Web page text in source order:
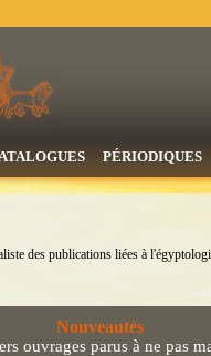
PÉRIODIQUES
des publications liées à
Nouveautés
ouvrages parus à ne pas